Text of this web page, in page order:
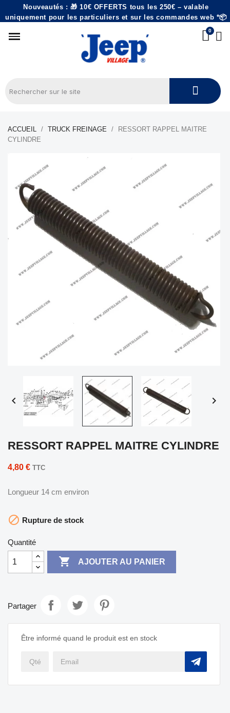
Nouveautés : 🎁 10€ OFFERTS tous les 250€ – valable
uniquement pour les particuliers et sur les commandes web *📦
ACCUEIL TRUCK FREINAGE
RESSORT RAPPEL MAITRE
CYLINDRE
 
RESSORT RAPPEL MAITRE CYLINDRE
4,80 € TTC
Longueur 14 cm environ
 Rupture de stock
Quantité
 AJOUTER AU PANIER
Partager
Être informé quand le produit est en stock